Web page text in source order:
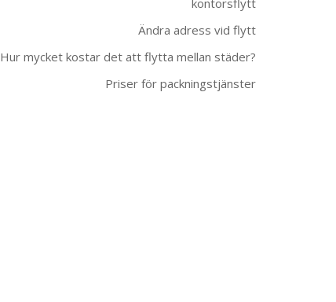
kontorsflytt
Ändra adress vid flytt
Hur mycket kostar det att flytta mellan städer?
Priser för packningstjänster